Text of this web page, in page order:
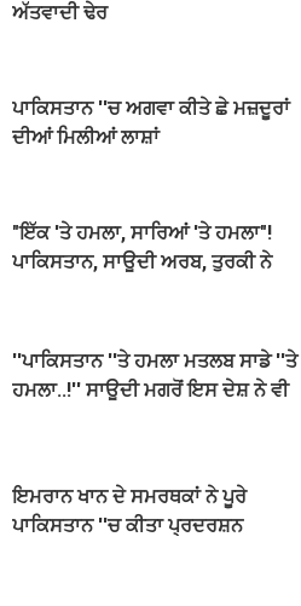
ਅੱਤਵਾਦੀ ਢੇਰ
ਪਾਕਿਸਤਾਨ ''ਚ ਅਗਵਾ ਕੀਤੇ ਛੇ ਮਜ਼ਦੂਰਾਂ
ਦੀਆਂ ਮਿਲੀਆਂ ਲਾਸ਼ਾਂ
"ਇੱਕ 'ਤੇ ਹਮਲਾ, ਸਾਰਿਆਂ 'ਤੇ ਹਮਲਾ"!
ਪਾਕਿਸਤਾਨ, ਸਾਊਦੀ ਅਰਬ, ਤੁਰਕੀ ਨੇ
''ਪਾਕਿਸਤਾਨ ''ਤੇ ਹਮਲਾ ਮਤਲਬ ਸਾਡੇ ''ਤੇ
ਹਮਲਾ..!'' ਸਾਊਦੀ ਮਗਰੋਂ ਇਸ ਦੇਸ਼ ਨੇ ਵੀ
ਇਮਰਾਨ ਖਾਨ ਦੇ ਸਮਰਥਕਾਂ ਨੇ ਪੂਰੇ
ਪਾਕਿਸਤਾਨ ''ਚ ਕੀਤਾ ਪ੍ਰਦਰਸ਼ਨ